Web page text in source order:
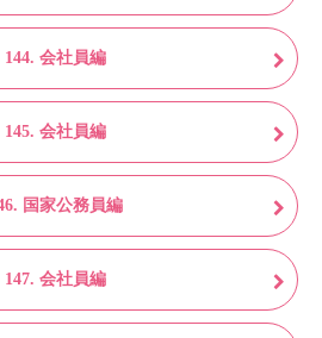
144. 会社員編
145. 会社員編
国家公務員編
147. 会社員編